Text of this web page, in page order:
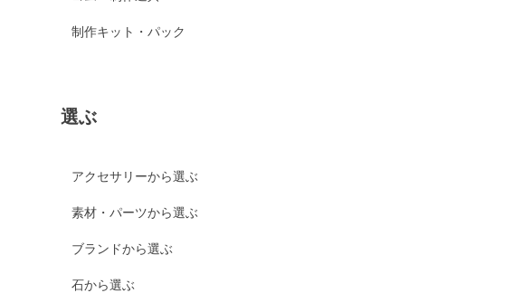
制作キット・パック
選ぶ
アクセサリーから選ぶ
素材・パーツから選ぶ
ブランドから選ぶ
石から選ぶ